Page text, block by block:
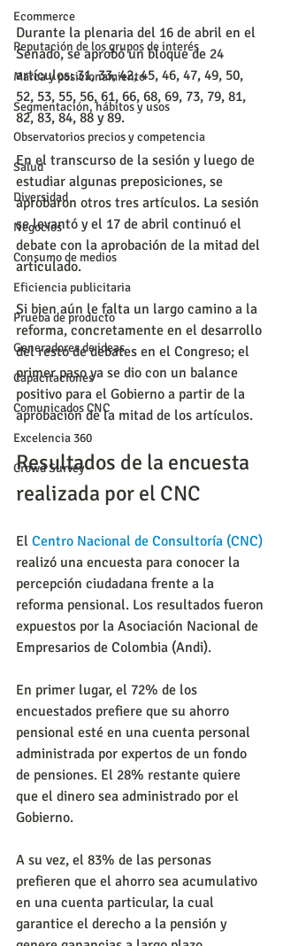
Ecommerce
Reputación de los grupos de interés
Marca y posicionamiento
Segmentación, hábitos y usos
Observatorios precios y competencia
Salud
Diversidad
Negocios
Consumo de medios
Eficiencia publicitaria
Prueba de producto
Generadores de ideas
Capacitaciones
Comunicados CNC
Excelencia 360
Crowd Survey
Durante la plenaria del 16 de abril en el
Senado, se aprobó un bloque de 24
artículos: 31, 33, 42, 45, 46, 47, 49, 50,
52, 53, 55, 56, 61, 66, 68, 69, 73, 79, 81,
82, 83, 84, 88 y 89.
En el transcurso de la sesión y luego de
estudiar algunas preposiciones, se
aprobaron otros tres artículos. La sesión
se levantó y el 17 de abril continuó el
debate con la aprobación de la mitad del
articulado.
Si bien aún le falta un largo camino a la
reforma, concretamente en el desarrollo
del resto de debates en el Congreso; el
primer paso ya se dio con un balance
positivo para el Gobierno a partir de la
aprobación de la mitad de los artículos.
Resultados de la encuesta
realizada por el CNC
El Centro Nacional de Consultoría (CNC)
realizó una encuesta para conocer la
percepción ciudadana frente a la
reforma pensional. Los resultados fueron
expuestos por la Asociación Nacional de
Empresarios de Colombia (Andi).
En primer lugar, el 72% de los
encuestados prefiere que su ahorro
pensional esté en una cuenta personal
administrada por expertos de un fondo
de pensiones. El 28% restante quiere
que el dinero sea administrado por el
Gobierno.
A su vez, el 83% de las personas
prefieren que el ahorro sea acumulativo
en una cuenta particular, la cual
garantice el derecho a la pensión y